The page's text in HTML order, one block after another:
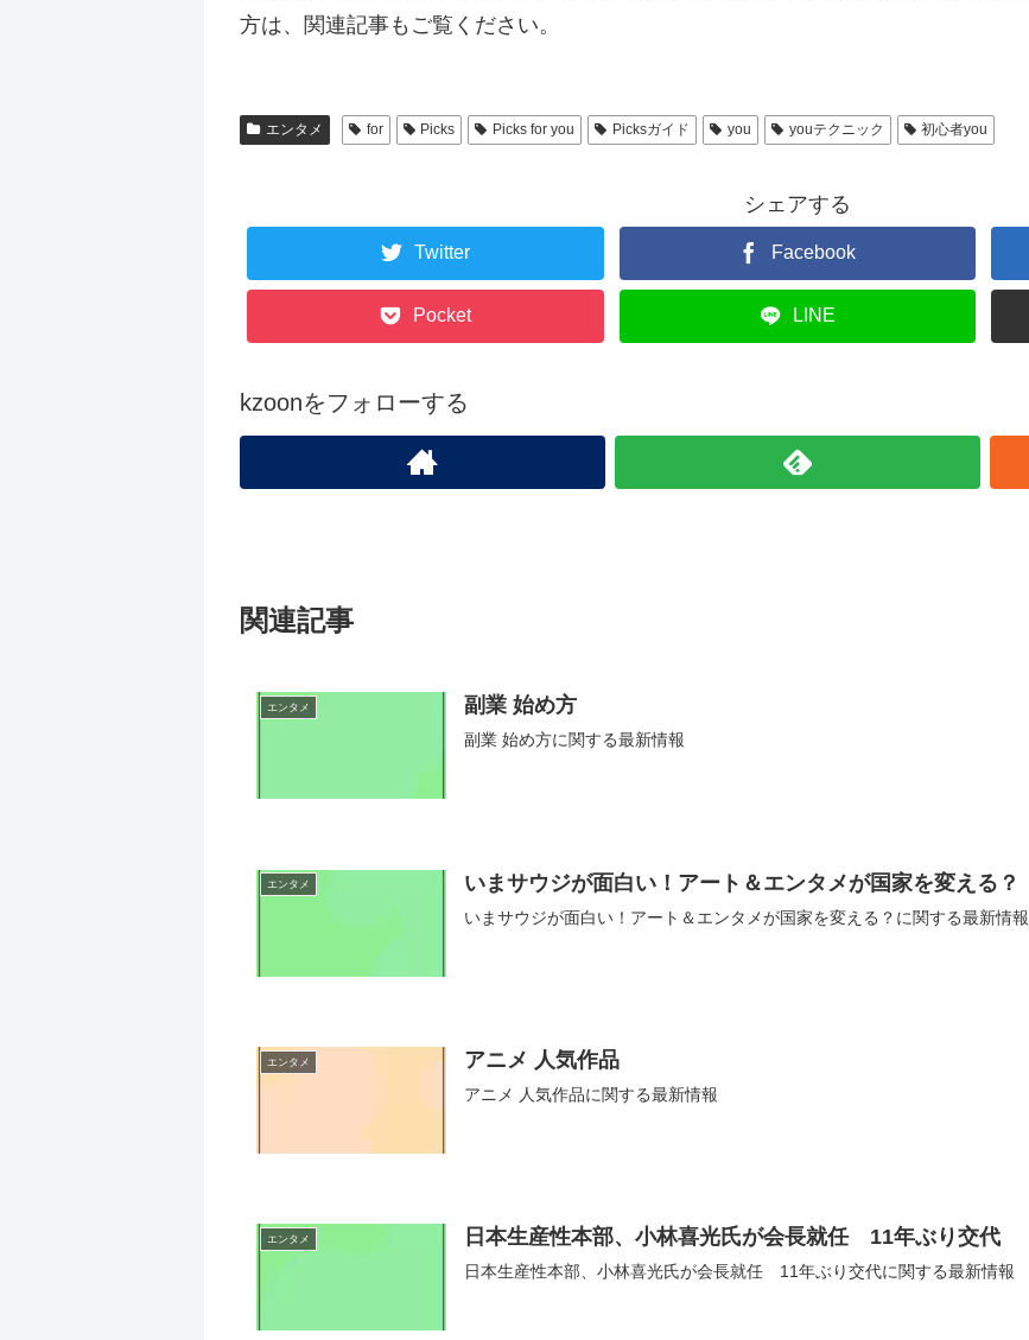
方は、関連記事もご覧ください。
エンタメ for Picks Picks for you Picksガイド you youテクニック 初心者you
シェアする
Twitter Facebook
Pocket LINE
kzoonをフォローする
関連記事
エンタメ 副業 始め方
副業 始め方に関する最新情報
エンタメ いまサウジが面白い！アート＆エンタメが国家を変える？
いまサウジが面白い！アート＆エンタメが国家を変える？に関する最新情報
エンタメ アニメ 人気作品
アニメ 人気作品に関する最新情報
エンタメ 日本生産性本部、小林喜光氏が会長就任 11年ぶり交代
日本生産性本部、小林喜光氏が会長就任 11年ぶり交代に関する最新情報